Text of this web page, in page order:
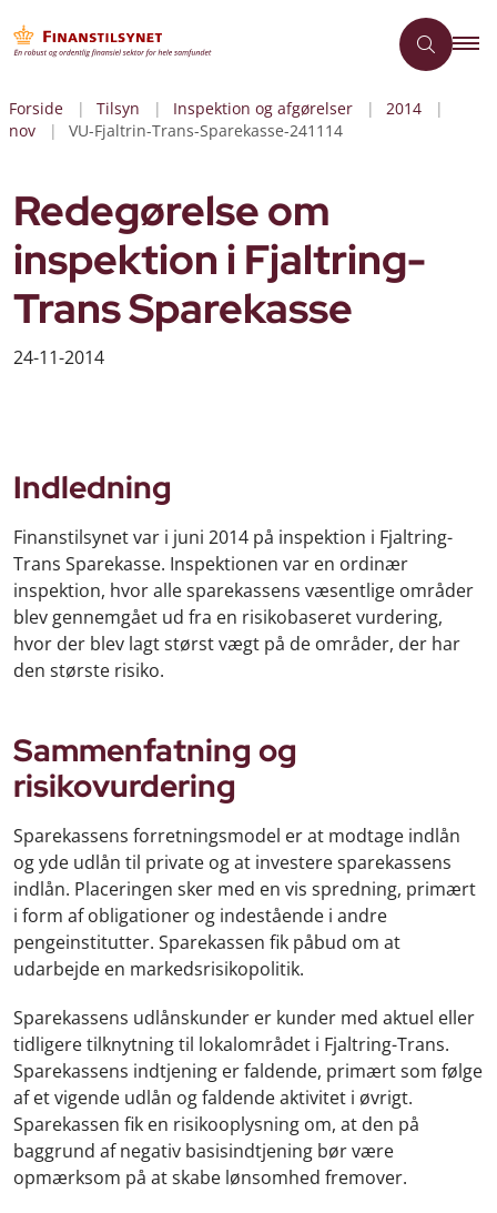
Forside Tilsyn Inspektion og afgørelser
2014
nov
VU-Fjaltrin-Trans-Sparekasse-241114
Redegørelse om
inspektion i Fjaltring-
Trans Sparekasse
24-11-2014
Indledning
Finanstilsynet var i juni 2014 på inspektion i Fjaltring-
Trans Sparekasse. Inspektionen var en ordinær
inspektion, hvor alle sparekassens væsentlige områder
blev gennemgået ud fra en risikobaseret vurdering,
hvor der blev lagt størst vægt på de områder, der har
den største risiko.
Sammenfatning og
risikovurdering
Sparekassens forretningsmodel er at modtage indlån
og yde udlån til private og at investere sparekassens
indlån. Placeringen sker med en vis spredning, primært
i form af obligationer og indestående i andre
pengeinstitutter. Sparekassen fik påbud om at
udarbejde en markedsrisikopolitik.
Sparekassens udlånskunder er kunder med aktuel eller
tidligere tilknytning til lokalområdet i Fjaltring-Trans.
Sparekassens indtjening er faldende, primært som følge
af et vigende udlån og faldende aktivitet i øvrigt.
Sparekassen fik en risikooplysning om, at den på
baggrund af negativ basisindtjening bør være
opmærksom på at skabe lønsomhed fremover.